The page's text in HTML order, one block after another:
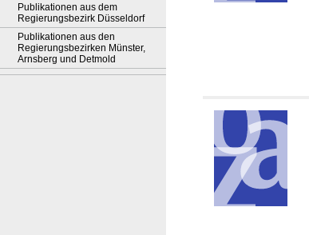
Publikationen aus dem
Regierungsbezirk Düsseldorf
Publikationen aus den
Regierungsbezirken Münster,
Arnsberg und Detmold